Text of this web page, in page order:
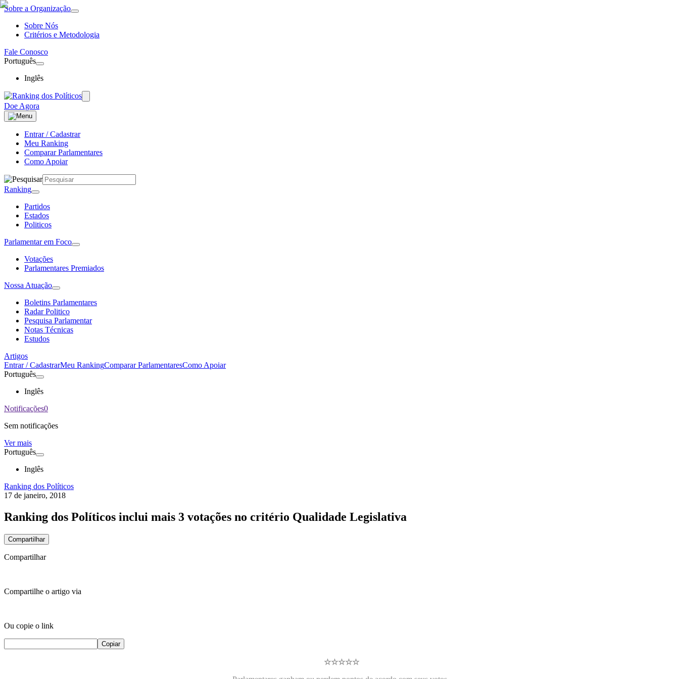
Sobre a Organização
Sobre Nós
Critérios e Metodologia
Fale Conosco
Português
Inglês
Doe Agora
Entrar / Cadastrar
Meu Ranking
Comparar Parlamentares
Como Apoiar
Ranking
Partidos
Estados
Politicos
Parlamentar em Foco
Votações
Parlamentares Premiados
Nossa Atuação
Boletins Parlamentares
Radar Politico
Pesquisa Parlamentar
Notas Técnicas
Estudos
Artigos
Entrar / CadastrarMeu RankingComparar ParlamentaresComo Apoiar
Português
Inglês
Notificações0
Sem notificações
Ver mais
Português
Inglês
Ranking dos Políticos
17 de janeiro, 2018
Ranking dos Políticos inclui mais 3 votações no critério Qualidade Legislativa
Compartilhar
Compartilhar
Compartilhe o artigo via
Ou copie o link
Copiar
☆☆☆☆☆